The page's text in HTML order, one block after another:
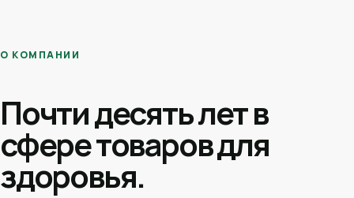
О КОМПАНИИ
Почти десять лет в
сфере товаров для
здоровья.